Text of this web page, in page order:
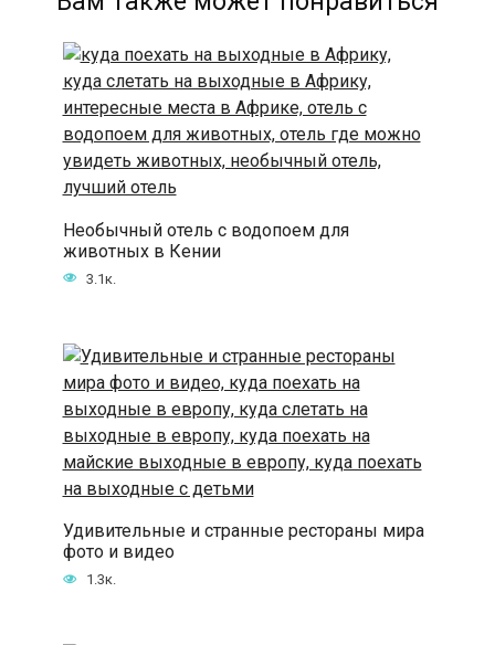
Необычный отель с водопоем для
животных в Кении
3.1к.
Удивительные и странные рестораны мира
фото и видео
1.3к.